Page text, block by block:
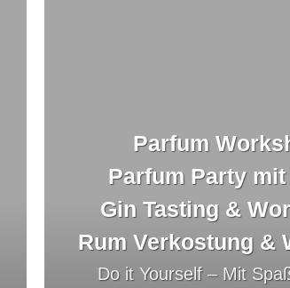
Parfum
Parfum Party
Gin Tasting &
Rum Verkostung &
Do it Yourself –Mit